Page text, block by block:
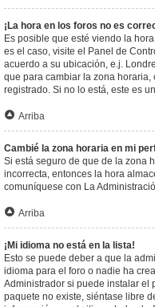
¡La hora en los foros no es
Es posible que esté viendo la
es el caso, visite el Panel de
acuerdo a su ubicación, e.j.
que para cambiar la zona
registrado. Si no lo está, este es
Arriba
Cambié la zona horaria en mi
Si está seguro de que de la zona
incorrecta, entonces la hora
comuníquese con La
Arriba
¡Mi idioma no está en la lista!
Esto se puede deber a que la
idioma para el foro o nadie ha
Administrador si puede instalar el
paquete no existe, siéntase libre